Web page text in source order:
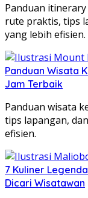
Panduan
rute praktis, tips
yang lebih efisien.
Panduan Wisata
Jam Terbaik
Panduan wisata
tips lapangan,
efisien.
7 Kuliner
Dicari Wisatawan